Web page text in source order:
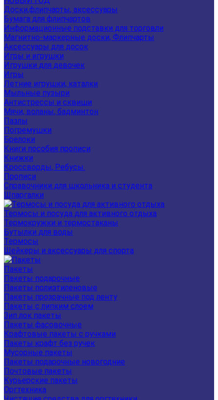
Доски,флипчарты, аксессуары
Бумага для флипчартов
Информационные подставки для торговли
Магнитно-маркерные доски, Флипчарты
Аксессуары для досок
Игры и игрушки
Игрушки для девочек
Игры
Летние игрушки, каталки
Мыльные пузыри
Антистрессы и сквиши
Мячи, воланы, бадминтон
Пазлы
Погремушки
Брелоки
Книги пособия прописи
Книжки
Кроссворды, Ребусы.
Прописи
Справочники для школьника и студента
Шпаргалки
Термосы и посуда для активного отдыха
Термокружки и термостаканы
Бутылки для воды
Термосы
Шейкеры и аксессуары для спорта
Пакеты
Пакеты подарочные
Пакеты полиэтиленовые
Пакеты прозрачные под ленту
Пакеты с липким слоем
Зип лок пакеты
Пакеты фасовочные
Крафтовые пакеты с ручками
Пакеты крафт без ручек
Мусорные пакеты
Пакеты подарочные новогодние
Почтовые пакеты
Курьерские пакеты
Оргтехника